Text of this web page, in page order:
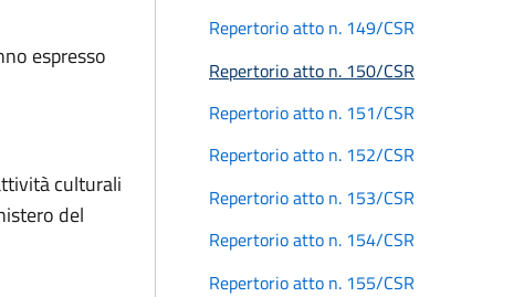
espresso
culturali
del
Repertorio atto n. 149/CSR
Repertorio atto n. 150/CSR
Repertorio atto n. 151/CSR
Repertorio atto n. 152/CSR
Repertorio atto n. 153/CSR
Repertorio atto n. 154/CSR
Repertorio atto n. 155/CSR